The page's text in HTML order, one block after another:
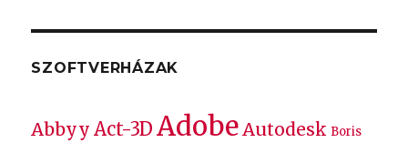
kifejezésre:
SZOFTVERHÁZAK
Abbyy Act-3D Adobe Autodesk Boris